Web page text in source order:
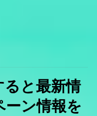
と最新情
ーン情報を